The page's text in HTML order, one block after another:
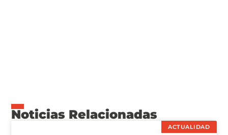
Noticias Relacionadas
ACTUALIDAD